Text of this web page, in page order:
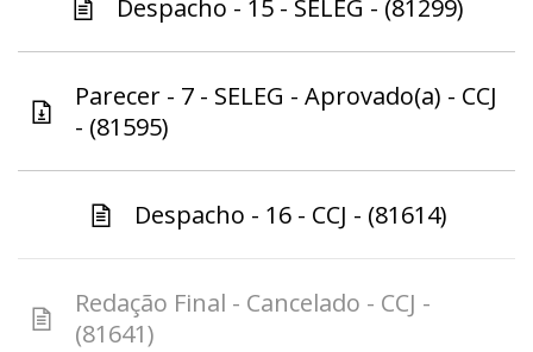
Despacho - 15 - SELEG - (81299)
Parecer - 7 - SELEG - Aprovado(a) - CCJ
- (81595)
Despacho - 16 - CCJ - (81614)
Redação Final - Cancelado - CCJ -
(81641)